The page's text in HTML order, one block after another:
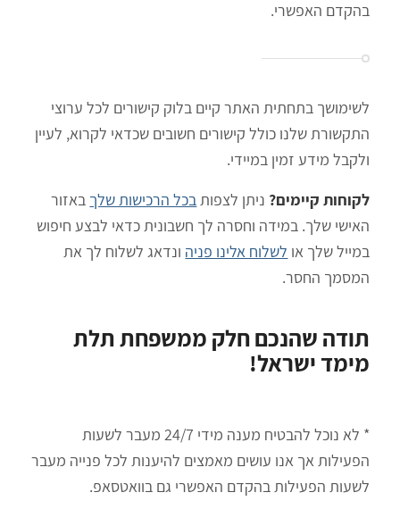
בהקדם האפשרי.
לשימושך בתחתית האתר קיים בלוק קישורים לכל ערוצי
התקשורת שלנו כולל קישורים חשובים שכדאי לקרוא, לעיין
ולקבל מידע זמין במיידי.
לקוחות קיימים? ניתן לצפותבכל הרכישות שלך באזור
האישי שלך. במידה וחסרה לך חשבונית כדאי לבצע חיפוש
במייל שלך או לשלוח אלינו פניה ונדאג לשלוח לך את
המסמך החסר.
תודה שהנכם חלק ממשפחת תלת
מימד ישראל!
* לא נוכל להבטיח מענה מידי 24/7 מעבר לשעות
הפעילות אך אנו עושים מאמצים להיענות לכל פנייה מעבר
לשעות הפעילות בהקדם האפשרי גם בוואטסאפ.